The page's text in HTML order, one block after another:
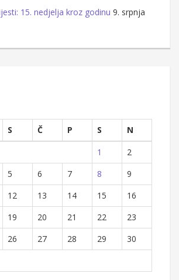
15. nedjelja kroz godinu 9. srpnja
S Č P S
N
1
2
5 6 7 8
9
12 13 14 15
16
19 20 21 22
23
26 27 28 29
30